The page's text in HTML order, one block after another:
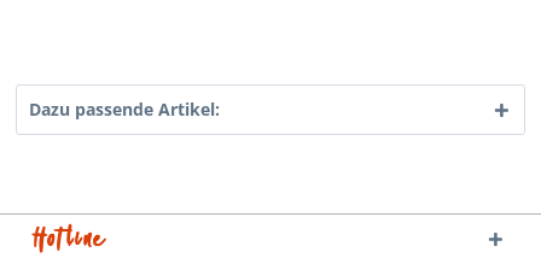
Dazu passende Artikel:
Hotline